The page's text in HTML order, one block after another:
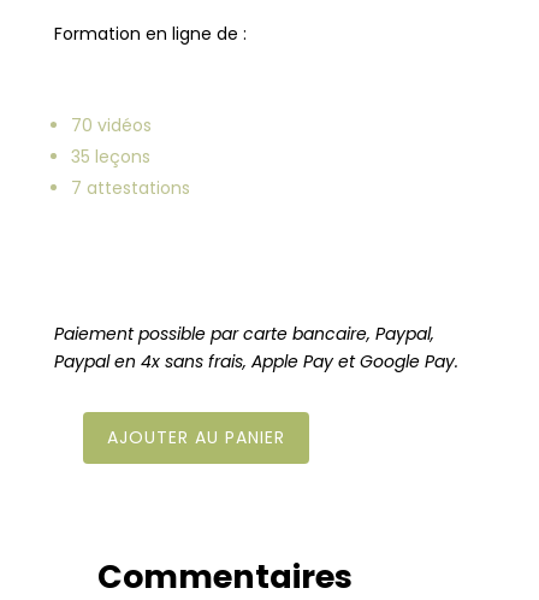
initial
était :
Formation en ligne de :
70 vidéos
35 leçons
7 attestations
Paiement possible par carte bancaire, Paypal,
Paypal en 4x sans frais, Apple Pay et Google Pay.
quantité
chemin"
AJOUTER AU PANIER
Commentaires